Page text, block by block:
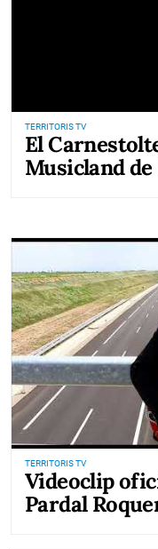
TERRITORIS TV
El
Musicland
TERRITORIS TV
Videoclip
Pardal